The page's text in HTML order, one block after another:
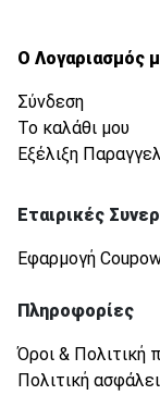
Ο Λογαριασμός
Σύνδεση
Το καλάθι μου
Εξέλιξη
Εταιρικές
Εφαρμογή
Πληροφορίες
Όροι &
Πολιτική